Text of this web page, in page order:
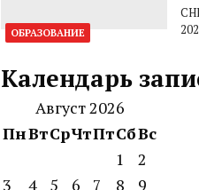
ОБРАЗОВАНИЕ
Календарь
Август 2026
ПнВтСрЧтПтСбВс
1
2
3
4 5 6 7 8
9